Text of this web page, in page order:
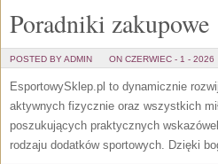
Poradniki zakupowe
POSTED BY ADMIN ON CZERWIEC - 1 - 2026
EsportowySklep.pl to dynamicznie
aktywnych fizycznie oraz wszystkich
poszukujących praktycznych
rodzaju dodatków sportowych. Dzięki